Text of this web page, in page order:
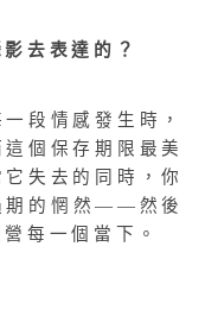
去表達的？
段情感發生時，
個保存期限最美
失去的同時，你
期的惘然——然後
每一個當下。